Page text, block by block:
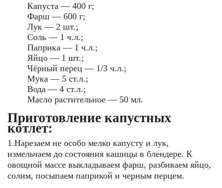
Капуста — 400 г;
Фарш — 600 г;
Лук — 2 шт.;
Соль — 1 ч.л.;
Паприка — 1 ч.л.;
Яйцо — 1 шт.;
Чёрный перец — 1/3 ч.л.;
Мука — 5 ст.л.;
Вода — 4 ст.л.;
Масло растительное — 50 мл.
Приготовление капустных
котлет:
1.Нарезаем не особо мелко капусту и лук,
измельчаем до состояния кашицы в блендере. К
овощной массе выкладываем фарш, разбиваем яйцо,
солим, посыпаем паприкой и черным перцем.